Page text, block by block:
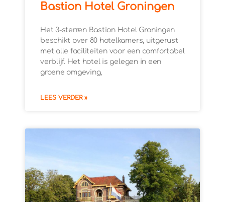
Bastion Hotel Groningen
Het 3-sterren Bastion Hotel Groningen
beschikt over 80 hotelkamers, uitgerust
met alle faciliteiten voor een comfortabel
verblijf. Het hotel is gelegen in een
groene omgeving,
LEES VERDER »